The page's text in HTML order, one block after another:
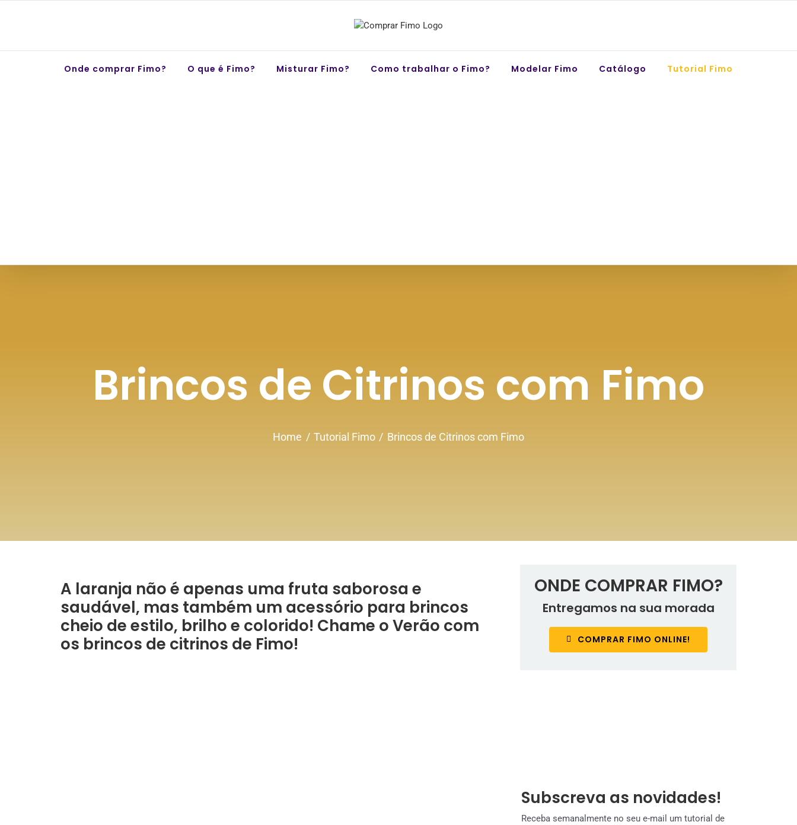
Onde comprar Fimo? O que é Fimo? Misturar Fimo? Como trabalhar o Fimo? Modelar Fimo Catálogo Tutorial Fimo
Brincos de Citrinos com Fimo
Home Tutorial Fimo Brincos de Citrinos com Fimo
A laranja não é apenas uma fruta saborosa e
saudável, mas também um acessório para brincos
cheio de estilo, brilho e colorido! Chame o Verão com
os brincos de citrinos de Fimo!
ONDE COMPRAR FIMO?
Entregamos na sua morada
COMPRAR FIMO ONLINE!
Subscreva as novidades!
Receba semanalmente no seu e-mail um tutorial de